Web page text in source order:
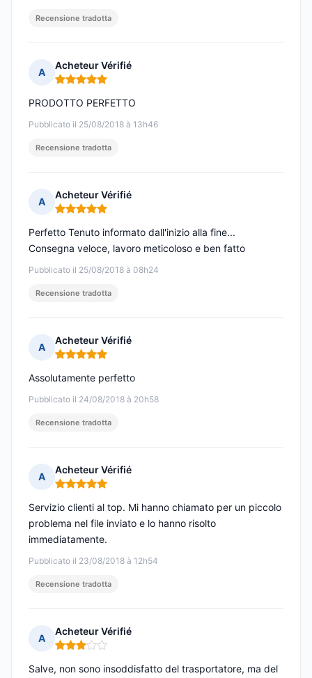
Recensione tradotta
A
Acheteur Vérifié
Nota: 5 su 5
Pubblicato il 25/08/2018 à 13h46
PRODOTTO PERFETTO
Recensione tradotta
A
Acheteur Vérifié
Nota: 5 su 5
Pubblicato il 25/08/2018 à 08h24
Perfetto Tenuto informato dall'inizio alla fine...
Consegna veloce, lavoro meticoloso e ben fatto
Recensione tradotta
A
Acheteur Vérifié
Nota: 5 su 5
Pubblicato il 24/08/2018 à 20h58
Assolutamente perfetto
Recensione tradotta
A
Acheteur Vérifié
Nota: 5 su 5
Pubblicato il 23/08/2018 à 12h54
Servizio clienti al top. Mi hanno chiamato per un piccolo
problema nel file inviato e lo hanno risolto
immediatamente.
Recensione tradotta
A
Acheteur Vérifié
Nota: 3 su 5
Salve, non sono insoddisfatto del trasportatore, ma del